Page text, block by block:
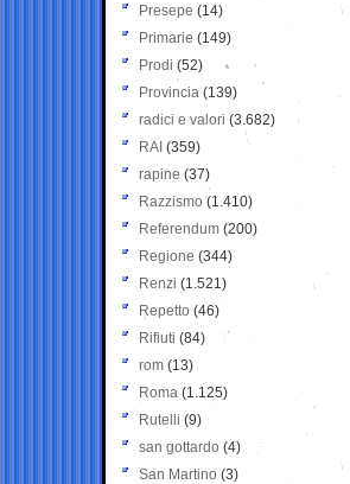
Presepe (14)
Primarie (149)
Prodi (52)
Provincia (139)
radici e valori (3.682)
RAI (359)
rapine (37)
Razzismo (1.410)
Referendum (200)
Regione (344)
Renzi (1.521)
Repetto (46)
Rifiuti (84)
rom (13)
Roma (1.125)
Rutelli (9)
san gottardo (4)
San Martino (3)